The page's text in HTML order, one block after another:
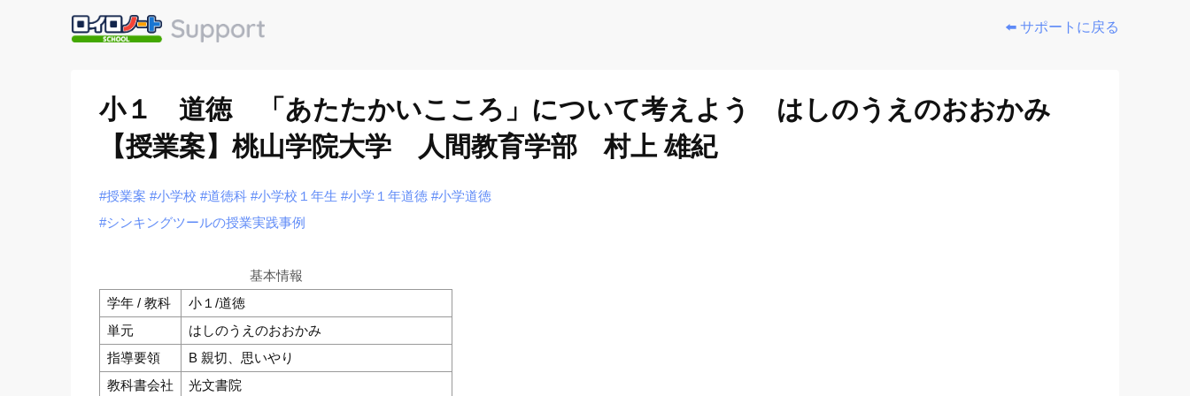
⬅️ サポートに戻る
小１ 道徳 「あたたかいこころ」について考えよう はしのうえのおおかみ
【授業案】桃山学院大学 人間教育学部 村上 雄紀
#授業案 #小学校 #道徳科 #小学校１年生 #小学１年道徳 #小学道徳
#シンキングツールの授業実践事例
基本情報
学年 / 教科
小１/道徳
単元
はしのうえのおおかみ
指導要領
B 親切、思いやり
教科書会社
光文書院